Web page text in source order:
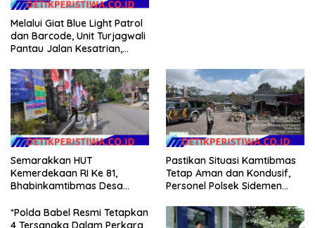
Melalui Giat Blue Light Patrol
dan Barcode, Unit Turjagwali
Pantau Jalan Kesatrian,
Semarakkan HUT
Kemerdekaan RI Ke 81,
Bhabinkamtibmas Desa
Warganya Kibarkan Bendera
Merah Putih
Pastikan Situasi Kamtibmas
Tetap Aman dan Kondusif,
Personel Polsek Sidemen
*Polda Babel Resmi Tetapkan
4 Tersangka Dalam Perkara